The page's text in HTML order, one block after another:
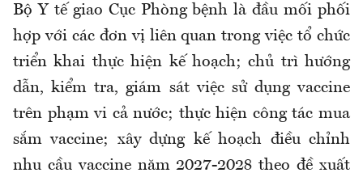
Bộ Y tế giao Cục Phòng bệnh là đầu mối phối
hợp với các đơn vị liên quan trong việc tổ chức
triển khai thực hiện kế hoạch; chủ trì hướng
dẫn, kiểm tra, giám sát việc sử dụng vaccine
trên phạm vi cả nước; thực hiện công tác mua
sắm vaccine; xây dựng kế hoạch điều chỉnh
nhu cầu vaccine năm 2027-2028 theo đề xuất